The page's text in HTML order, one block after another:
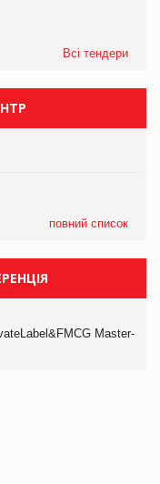
Всі тендери
повний список
Master-